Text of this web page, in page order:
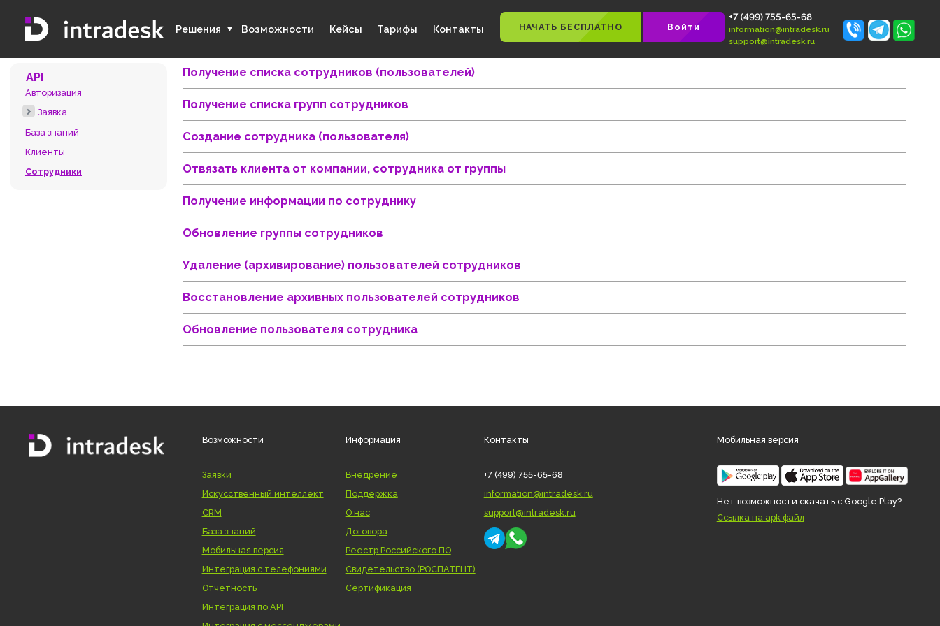
Решения Возможности Кейсы Тарифы Контакты НАЧАТЬ БЕСПЛАТНО Войти
+7 (499) 755-65-68
information@intradesk.ru
support@intradesk.ru
API
Авторизация
База знаний
Клиенты
Получение списка сотрудников (пользователей)
Получение списка групп сотрудников
Создание сотрудника (пользователя)
Отвязать клиента от компании, сотрудника от группы
Обновление группы сотрудников
Удаление (архивирование) пользователей сотрудников
Восстановление архивных пользователей сотрудников
Возможности
Заявки
Искусственный интеллект
CRM
База знаний
Мобильная версия
Внедрение
Поддержка
О нас
Договора
Контакты Мобильная версия